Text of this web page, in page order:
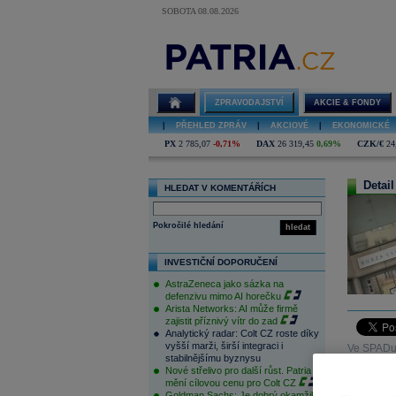
SOBOTA 08.08.2026
ZPRAVODAJSTVÍ AKCIE & FONDY
PŘEHLED ZPRÁV AKCIOVÉ EKONOMICKÉ
PX 2 785,07 -0,71% DAX 26 319,45 0,69% CZK/€
HLEDAT V KOMENTÁŘÍCH
hledat
Pokročilé hledání
INVESTIČNÍ DOPORUČENÍ
AstraZeneca jako sázka na
defenzivu mimo AI horečku
Arista Networks: AI může firmě
zajistit příznivý vítr do zad
Analytický radar: Colt CZ roste díky
vyšší marži, širší integraci i
stabilnějšímu byznysu
Nové střelivo pro další růst. Patria
mění cílovou cenu pro Colt CZ
Ve